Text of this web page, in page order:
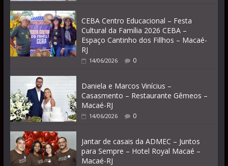
CEBA Centro Educacional – Festa
Cultural da Família 2026 CEBA –
Espaço Cantinho dos Fillhos – Macaé-
RJ
14/06/2026 0
Daniela e Marcos Vinícius –
Casasmento – Restaurante Gêmeos –
Macaé-RJ
14/06/2026 0
Jantar de casais da ADMEC – Juntos
para Sempre – Hotel Royal Macaé –
Macaé-RJ